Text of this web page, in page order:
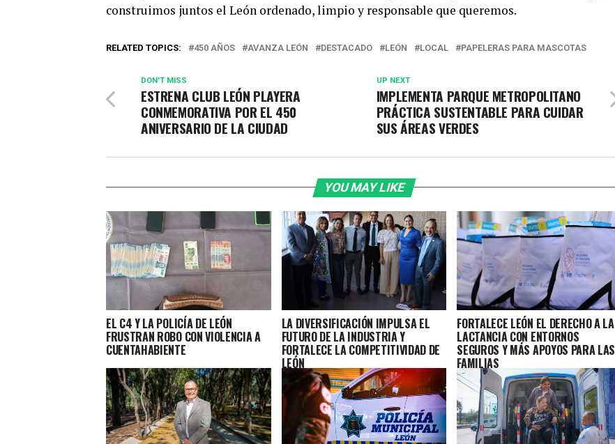
construimos juntos el León ordenado, limpio y responsable que queremos.
RELATED TOPICS: 450 AÑOS AVANZA LEÓN DESTACADO LEÓN LOCAL PAPELERAS PARA MASCOTAS
UP NEXT
IMPLEMENTA PARQUE METROPOLITANO
PRÁCTICA SUSTENTABLE PARA CUIDAR
SUS ÁREAS VERDES
DON'T MISS
ESTRENA CLUB LEÓN PLAYERA
CONMEMORATIVA POR EL 450
ANIVERSARIO DE LA CIUDAD
YOU MAY LIKE
EL C4 Y LA POLICÍA DE LEÓN
FRUSTRAN ROBO CON VIOLENCIA A
CUENTAHABIENTE
LA DIVERSIFICACIÓN IMPULSA EL
FUTURO DE LA INDUSTRIA Y
FORTALECE LA COMPETITIVIDAD DE
LEÓN
FORTALECE LEÓN EL DERECHO A LA
LACTANCIA CON ENTORNOS
SEGUROS Y MÁS APOYOS PARA LAS
FAMILIAS